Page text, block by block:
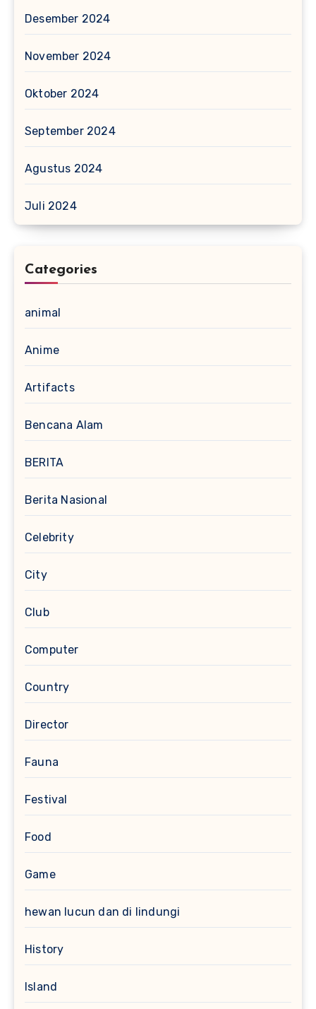
Desember 2024
November 2024
Oktober 2024
September 2024
Agustus 2024
Juli 2024
Categories
animal
Anime
Artifacts
Bencana Alam
BERITA
Berita Nasional
Celebrity
City
Club
Computer
Country
Director
Fauna
Festival
Food
Game
hewan lucun dan di lindungi
History
Island